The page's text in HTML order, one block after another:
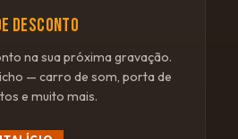
DESCONTO
na sua próxima gravação.
— carro de som, porta de
e muito mais.